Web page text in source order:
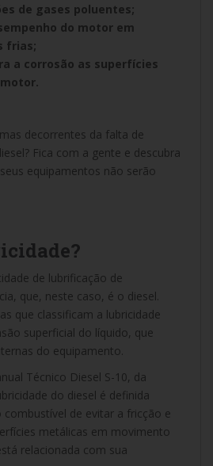
de gases poluentes;
do motor em
frias;
a corrosão as superfícies
decorrentes da falta de
Fica com a gente e descubra
equipamentos não serão
de lubrificação de
que, neste caso, é o diesel.
que classificam a lubricidade
superficial do líquido, que
do equipamento.
Técnico Diesel S-10, da
do diesel é definida
de evitar a fricção e
metálicas em movimento
relacionada com sua